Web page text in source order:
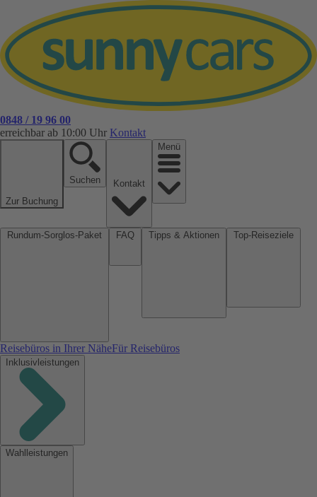
0848 / 19 96 00
erreichbar ab 10:00 Uhr Kontakt
Zur Buchung
Suchen
Menü
Reisebüros in Ihrer NäheFür Reisebüros
Inklusivleistungen
Wahlleistungen